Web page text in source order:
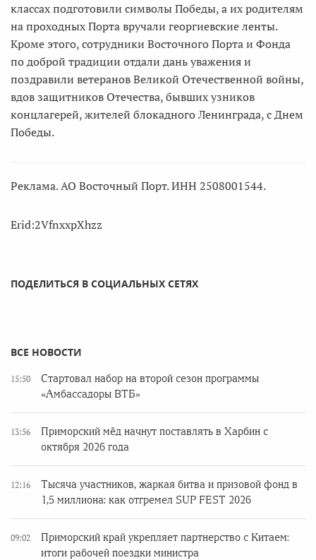
классах подготовили символы Победы, а их родителям
на проходных Порта вручали георгиевские ленты.
Кроме этого, сотрудники Восточного Порта и Фонда
по доброй традиции отдали дань уважения и
поздравили ветеранов Великой Отечественной войны,
вдов защитников Отечества, бывших узников
концлагерей, жителей блокадного Ленинграда, с Днем
Победы.
Реклама. АО Восточный Порт. ИНН 2508001544.
Erid:2VfnxxpXhzz
ПОДЕЛИТЬСЯ В СОЦИАЛЬНЫХ СЕТЯХ
ВСЕ НОВОСТИ
15:50
Стартовал набор на второй сезон программы
«Амбассадоры ВТБ»
13:56
Приморский мёд начнут поставлять в Харбин с
октября 2026 года
12:16
Тысяча участников, жаркая битва и призовой фонд в
1,5 миллиона: как отгремел SUP FEST 2026
09:02
Приморский край укрепляет партнерство с Китаем:
итоги рабочей поездки министра